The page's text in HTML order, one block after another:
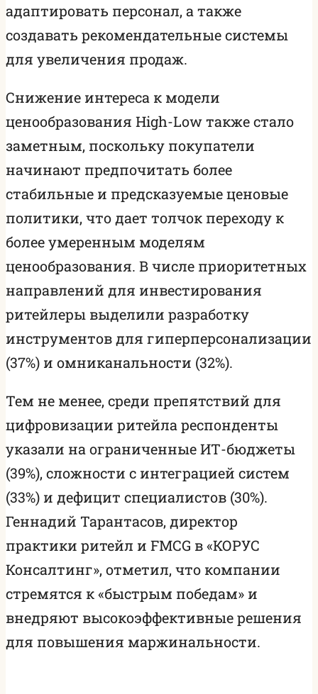
адаптировать персонал, а также
создавать рекомендательные системы
для увеличения продаж.
Снижение интереса к модели
ценообразования High-Low также стало
заметным, поскольку покупатели
начинают предпочитать более
стабильные и предсказуемые ценовые
политики, что дает толчок переходу к
более умеренным моделям
ценообразования. В числе приоритетных
направлений для инвестирования
ритейлеры выделили разработку
инструментов для гиперперсонализации
(37%) и омниканальности (32%).
Тем не менее, среди препятствий для
цифровизации ритейла респонденты
указали на ограниченные ИТ-бюджеты
(39%), сложности с интеграцией систем
(33%) и дефицит специалистов (30%).
Геннадий Тарантасов, директор
практики ритейл и FMCG в «КОРУС
Консалтинг», отметил, что компании
стремятся к «быстрым победам» и
внедряют высокоэффективные решения
для повышения маржинальности.